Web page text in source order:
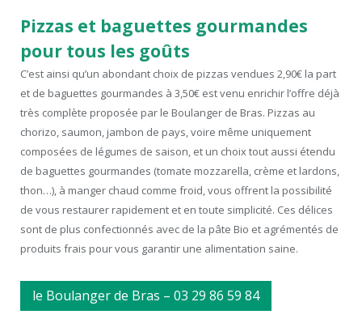
Pizzas et baguettes gourmandes
pour tous les goûts
C’est ainsi qu’un abondant choix de pizzas vendues 2,90€ la part
et de baguettes gourmandes à 3,50€ est venu enrichir l’offre déjà
très complète proposée par le Boulanger de Bras. Pizzas au
chorizo, saumon, jambon de pays, voire même uniquement
composées de légumes de saison, et un choix tout aussi étendu
de baguettes gourmandes (tomate mozzarella, crème et lardons,
thon…), à manger chaud comme froid, vous offrent la possibilité
de vous restaurer rapidement et en toute simplicité. Ces délices
sont de plus confectionnés avec de la pâte Bio et agrémentés de
produits frais pour vous garantir une alimentation saine.
le Boulanger de Bras – 03 29 86 59 84